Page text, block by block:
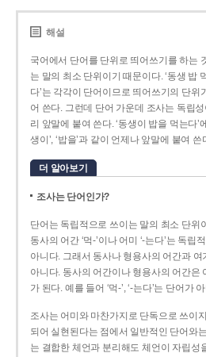
해설
국어에서 단어를 단위로 띄어쓰기를 하는
는 말의 최소 단위이기 때문이다. ‘동생 밥 먹
다’는 각각이 단어이므로 띄어쓰기의 단위
어 쓴다. 그런데 단어 가운데 조사는 독립
리 앞말에 붙여 쓴다. ‘동생이 밥을 먹는다’
생이’, ‘밥을’과 같이 언제나 앞말에 붙여 쓴
더 알아보기
조사는 단어인가?
단어는 독립적으로 쓰이는 말의 최소 단위
동사의 어간 ‘먹-­’이나 어미 ‘­-는다’는 독
아니다. 그래서 동사나 형용사의 어간과
아니다. 동사의 어간이나 형용사의 어간은
가 된다. 예를 들어 ‘먹-’, ‘-는다’는 단어가
조사는 어미와 마찬가지로 단독으로 쓰이
되어 실현된다는 점에서 일반적인 단어와
는 결합한 체언과 분리해도 체언이 자립성